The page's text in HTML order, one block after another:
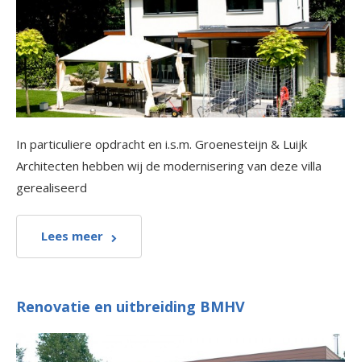
In particuliere opdracht en i.s.m. Groenesteijn & Luijk
Architecten hebben wij de modernisering van deze villa
gerealiseerd
Lees meer
Renovatie en uitbreiding BMHV